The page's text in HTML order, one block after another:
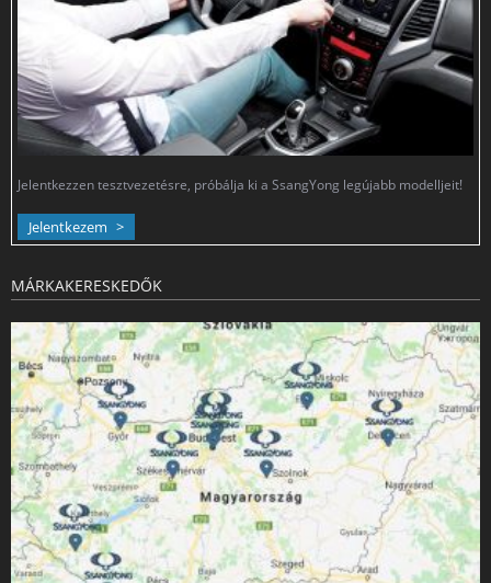
Jelentkezzen tesztvezetésre, próbálja ki a SsangYong legújabb modelljeit!
Jelentkezem
MÁRKAKERESKEDŐK